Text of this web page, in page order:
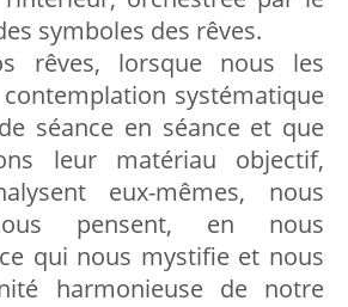
symboles des rêves.
rêves, lorsque nous les
systématique
séance en séance et que
leur matériau objectif,
eux-mêmes, nous
pensent, en nous
qui nous mystifie et nous
harmonieuse de notre